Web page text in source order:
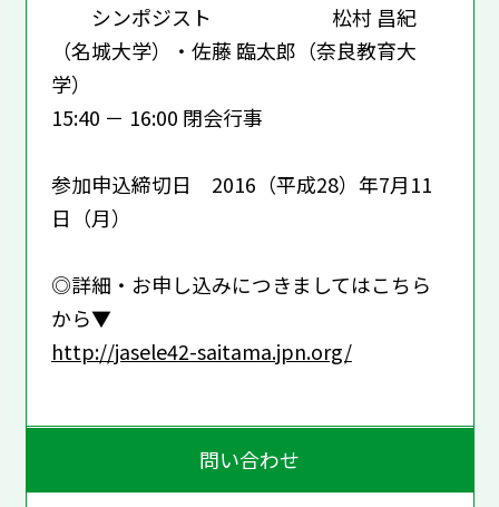
シンポジスト 松村 昌紀
（名城大学）・佐藤 臨太郎（奈良教育大
学）
15:40 － 16:00 閉会行事
参加申込締切日 2016（平成28）年7月11
日（月）
◎詳細・お申し込みにつきましてはこちら
から▼
http://jasele42-saitama.jpn.org/
問い合わせ